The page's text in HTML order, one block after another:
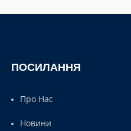
ПОСИЛАННЯ
Про Нас
Новини